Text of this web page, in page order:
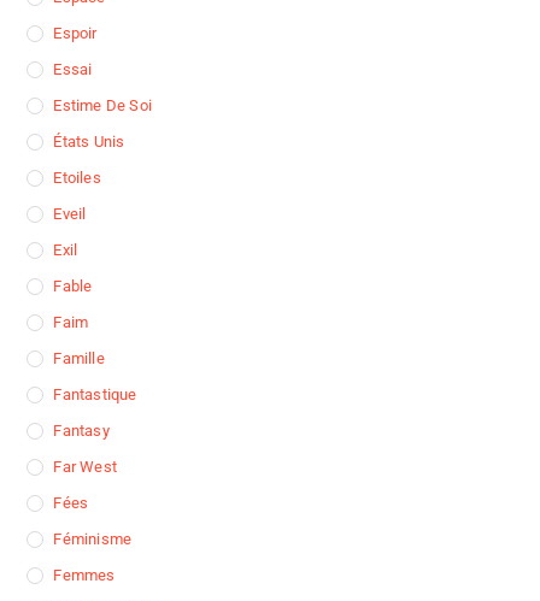
Espoir
Essai
Estime De Soi
États Unis
Etoiles
Eveil
Exil
Fable
Faim
Famille
Fantastique
Fantasy
Far West
Fées
Féminisme
Femmes